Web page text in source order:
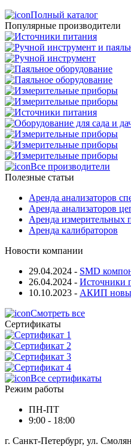
Полный каталог
Популярные производители
Все производители
Полезные статьи
Аренда анализаторов
Аренда анализаторов
Аренда измерительных
Аренда калибраторов
Новости компании
29.04.2024 - SMD
26.04.2024 - Источники
10.10.2023 - АКИП
Смотреть все
Сертификаты
Все сертификаты
Режим работы
ПН-ПТ
9:00 - 18:00
г. Санкт-Петербург, ул.